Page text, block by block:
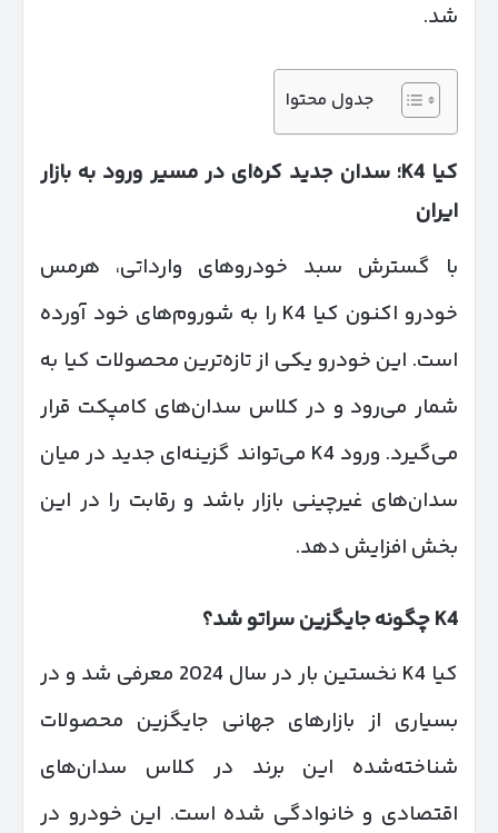
شد.
جدول محتوا
کیا K4
؛ سدان جدید کره‌ای در مسیر ورود به بازار
ایران
با گسترش سبد خودروهای وارداتی، هرمس
خودرو اکنون کیا K4 را به شوروم‌های خود آورده
است. این خودرو یکی از تازه‌ترین محصولات کیا به
شمار می‌رود و در کلاس سدان‌های کامپکت قرار
می‌گیرد. ورود K4 می‌تواند گزینه‌ای جدید در میان
سدان‌های غیرچینی بازار باشد و رقابت را در این
بخش افزایش دهد.
K4چگونه جایگزین سراتو شد؟
کیا K4 نخستین بار در سال 2024 معرفی شد و در
بسیاری از بازارهای جهانی جایگزین محصولات
شناخته‌شده این برند در کلاس سدان‌های
اقتصادی و خانوادگی شده است. این خودرو در